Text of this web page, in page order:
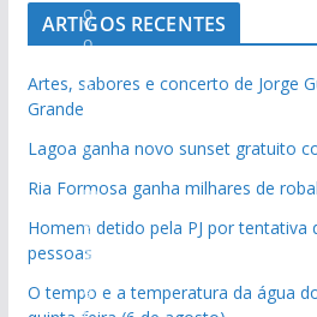
ARTIGOS RECENTES
Artes, sabores e concerto de Jorge
Grande
Lagoa ganha novo sunset gratuito
Ria Formosa ganha milhares de
Homem detido pela PJ por tentativa
pessoas
O tempo e a temperatura da água
c
o
n
s
t
ç
ã
o
v
i
a
q
u
r
e
s
v
a
r
o
t
a
s
t
r
r
i
b
a
m
r
i
o
A
l
g
a
e
v
o
a
d
a
l
d
e
d
o
i
n
F
o
d
o
d
:
o
A
l
r
v
e
t
F
o
t
o
a
t
e
r
a
l
g
a
e
s
t
a
r
e
j
a
o
o
i
e
m
a
e